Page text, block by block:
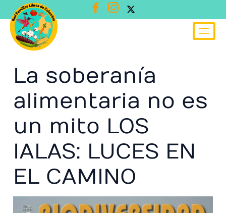
al
contenido
La soberanía
alimentaria no es
un mito LOS
IALAS: LUCES EN
EL CAMINO